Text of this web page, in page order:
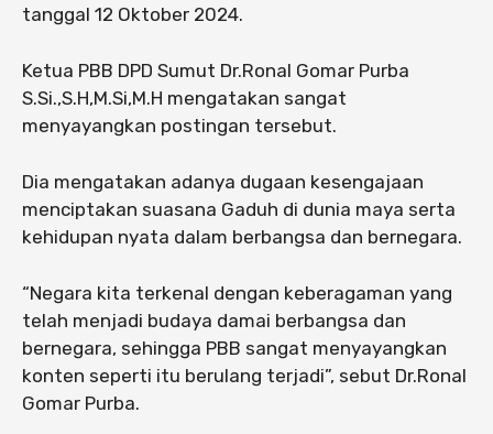
tanggal 12 Oktober 2024.
Ketua PBB DPD Sumut Dr.Ronal Gomar Purba
S.Si.,S.H,M.Si,M.H mengatakan sangat
menyayangkan postingan tersebut.
Dia mengatakan adanya dugaan kesengajaan
menciptakan suasana Gaduh di dunia maya serta
kehidupan nyata dalam berbangsa dan bernegara.
“Negara kita terkenal dengan keberagaman yang
telah menjadi budaya damai berbangsa dan
bernegara, sehingga PBB sangat menyayangkan
konten seperti itu berulang terjadi”, sebut Dr.Ronal
Gomar Purba.